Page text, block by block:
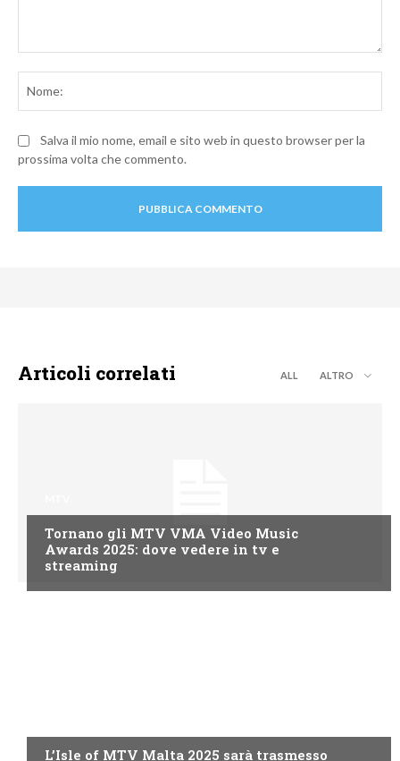
Salva il mio nome, email e sito web in questo browser per la
prossima volta che commento.
Articoli correlati ALL ALTRO
Tornano gli MTV VMA Video Music
Awards 2025: dove vedere in tv e
streaming
L’Isle of MTV Malta 2025 sarà trasmesso